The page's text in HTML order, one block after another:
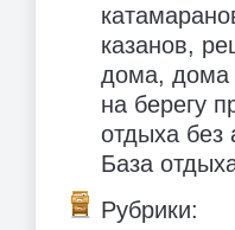
казанов,
дома, дома
на берегу
отдыха без
База
Рубрики: